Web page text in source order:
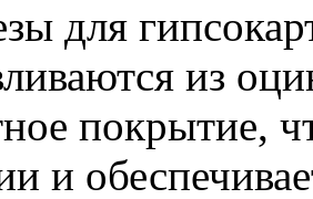
для
из
покрытие,
и